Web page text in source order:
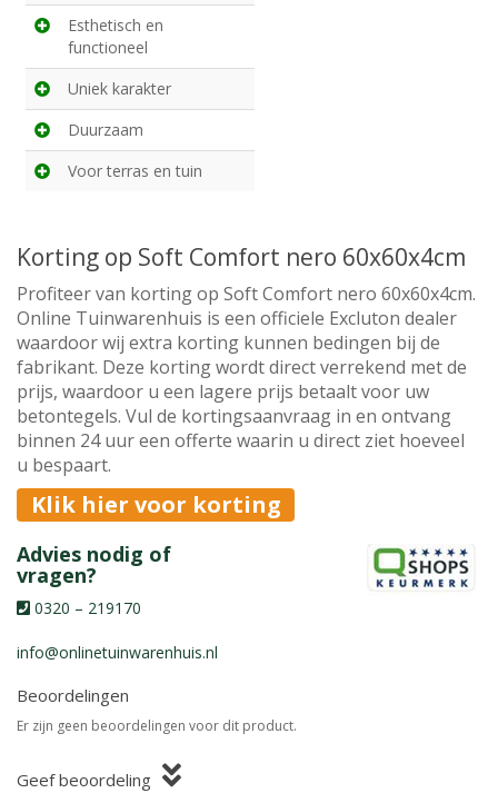
Esthetisch en
functioneel
Uniek karakter
Duurzaam
Voor terras en tuin
Korting op Soft Comfort nero 60x60x4cm
Profiteer van korting op Soft Comfort nero 60x60x4cm.
Online Tuinwarenhuis is een officiele Excluton dealer
waardoor wij extra korting kunnen bedingen bij de
fabrikant. Deze korting wordt direct verrekend met de
prijs, waardoor u een lagere prijs betaalt voor uw
betontegels. Vul de kortingsaanvraag in en ontvang
binnen 24 uur een offerte waarin u direct ziet hoeveel
u bespaart.
Klik hier voor korting
Advies nodig of
vragen?
0320 – 219170
info@onlinetuinwarenhuis.nl
Beoordelingen
Er zijn geen beoordelingen voor dit product.
Geef beoordeling